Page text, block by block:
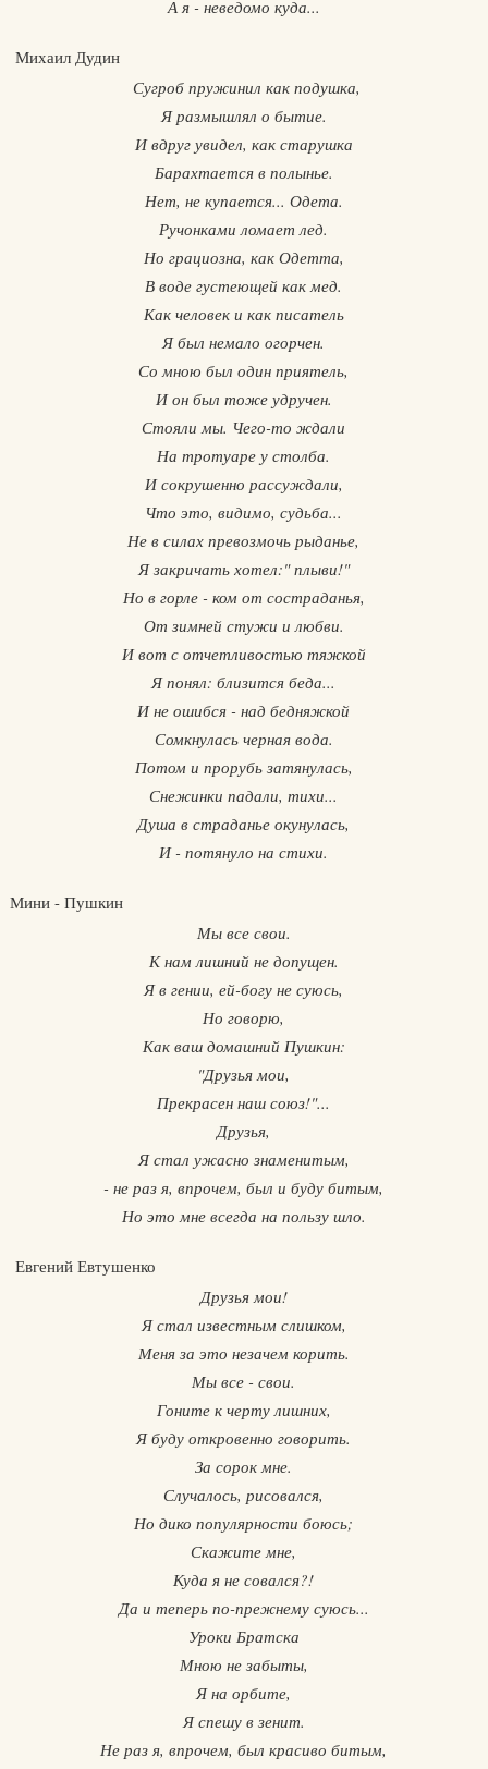
А я - неведомо куда...
Михаил Дудин
Сугроб пружинил как подушка,
Я размышлял о бытие.
И вдруг увидел, как старушка
Барахтается в полынье.
Нет, не купается... Одета.
Ручонками ломает лед.
Но грациозна, как Одетта,
В воде густеющей как мед.
Как человек и как писатель
Я был немало огорчен.
Со мною был один приятель,
И он был тоже удручен.
Стояли мы. Чего-то ждали
На тротуаре у столба.
И сокрушенно рассуждали,
Что это, видимо, судьба...
Не в силах превозмочь рыданье,
Я закричать хотел:" плыви!"
Но в горле - ком от состраданья,
От зимней стужи и любви.
И вот с отчетливостью тяжкой
Я понял: близится беда...
И не ошибся - над бедняжкой
Сомкнулась черная вода.
Потом и прорубь затянулась,
Снежинки падали, тихи...
Душа в страданье окунулась,
И - потянуло на стихи.
Мини - Пушкин
Мы все свои.
К нам лишний не допущен.
Я в гении, ей-богу не суюсь,
Но говорю,
Как ваш домашний Пушкин:
"Друзья мои,
Прекрасен наш союз!"...
Друзья,
Я стал ужасно знаменитым,
- не раз я, впрочем, был и буду битым,
Но это мне всегда на пользу шло.
Евгений Евтушенко
Друзья мои!
Я стал известным слишком,
Меня за это незачем корить.
Мы все - свои.
Гоните к черту лишних,
Я буду откровенно говорить.
За сорок мне.
Случалось, рисовался,
Но дико популярности боюсь;
Скажите мне,
Куда я не совался?!
Да и теперь по-прежнему суюсь...
Уроки Братска
Мною не забыты,
Я на орбите,
Я спешу в зенит.
Не раз я, впрочем, был красиво битым,